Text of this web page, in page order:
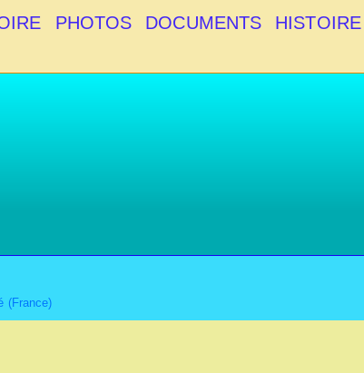
PHOTOS DOCUMENTS HISTOIRE
(France)